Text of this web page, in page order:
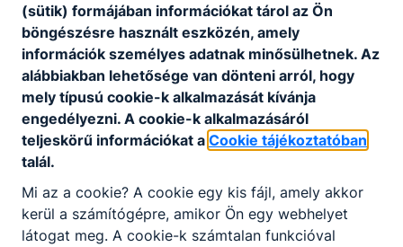
KEHOP-5.2.10-16-2017-00154 A Miskolci
SZC Szemere B. Szakgimnáziuma
épületenergetikai fejlesztése
Kollégium korszerűsítése
Barcelona tanár mobilitás
(sütik) formájában információkat tárol az Ön
böngészésre használt eszközén, amely
információk személyes adatnak minősülhetnek. Az
alábbiakban lehetősége van dönteni arról, hogy
mely típusú cookie-k alkalmazását kívánja
engedélyezni. A cookie-k alkalmazásáról
teljeskörű információkat a Cookie tájékoztatóban
talál.
Mi az a cookie? A cookie egy kis fájl, amely akkor
kerül a számítógépre, amikor Ön egy webhelyet
látogat meg. A cookie-k számtalan funkcióval